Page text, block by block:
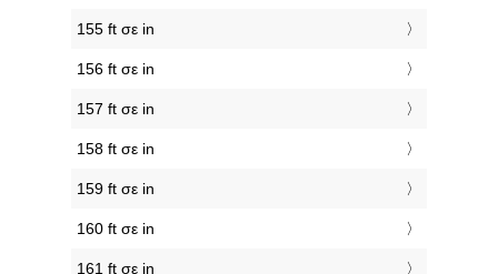
155 ft σε in
156 ft σε in
157 ft σε in
158 ft σε in
159 ft σε in
160 ft σε in
161 ft σε in